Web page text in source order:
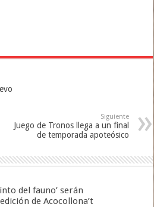
Siguiente
Juego de Tronos llega a un final
de temporada apoteósico
del fauno’ serán
de Acocollona’t